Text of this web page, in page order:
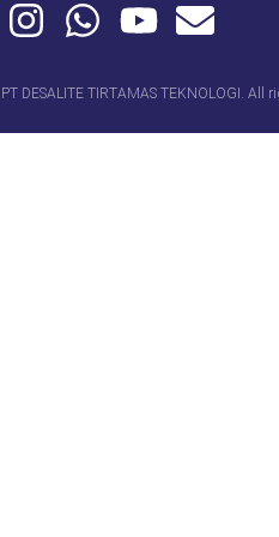
DESALITE TIRTAMAS TEKNOLOGI. All